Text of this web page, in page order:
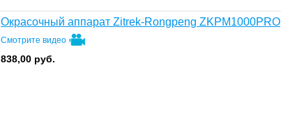
Окрасочный аппарат Zitrek-Rongpeng ZKPM1000PRO
Смотрите видео
838,00 руб.